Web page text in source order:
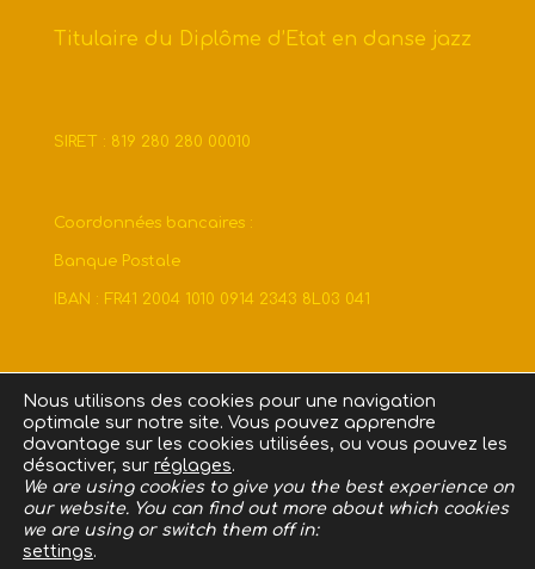
Titulaire du Diplôme d’Etat en danse jazz
SIRET : 819 280 280 00010
Coordonnées bancaires :
Banque Postale
IBAN : FR41 2004 1010 0914 2343 8L03 041
David Gaulein-Stef | (+33) 06 25 78 16 07 |
contact@echo-pilates.fr
Nous utilisons des cookies pour une navigation
optimale sur notre site. Vous pouvez apprendre
davantage sur les cookies utilisées, ou vous pouvez les
désactiver, sur réglages.
We are using cookies to give you the best experience on
our website. You can find out more about which cookies
we are using or switch them off in:
settings.